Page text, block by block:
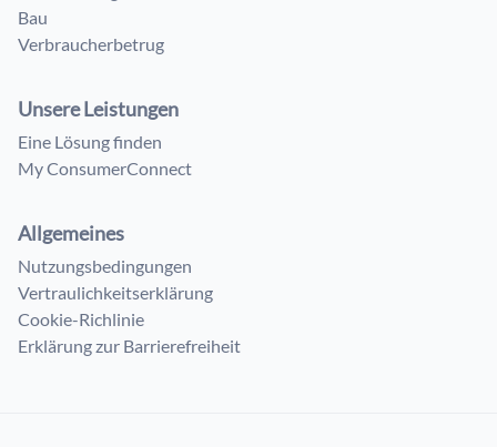
Bau
Verbraucherbetrug
Unsere Leistungen
Eine Lösung finden
My ConsumerConnect
Allgemeines
Nutzungsbedingungen
Vertraulichkeitserklärung
Cookie-Richlinie
Erklärung zur Barrierefreiheit